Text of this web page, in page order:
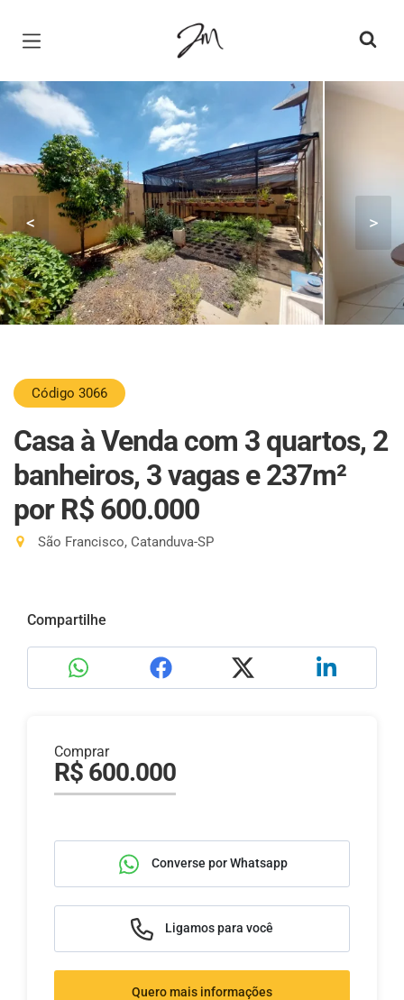
Página inicial
< >
Código 3066
Casa à Venda com 3 quartos, 2
banheiros, 3 vagas e 237m²
por R$ 600.000
São Francisco, Catanduva-SP
Compartilhe
Comprar
R$ 600.000
Converse por Whatsapp
Ligamos para você
Quero mais informações